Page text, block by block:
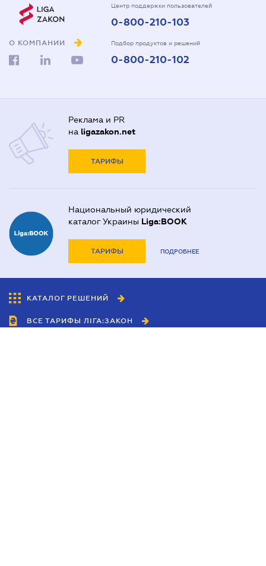
О КОМПАНИИ
Центр поддержки пользователей
0-800-210-103
Подбор продуктов и решений
0-800-210-102
Реклама и PR
на ligazakon.net
ТАРИФЫ
Национальный юридический
каталог Украины Liga:BOOK
ТАРИФЫ ПОДРОБНЕЕ
КАТАЛОГ РЕШЕНИЙ
ВСЕ ТАРИФЫ ЛІГА:ЗАКОН